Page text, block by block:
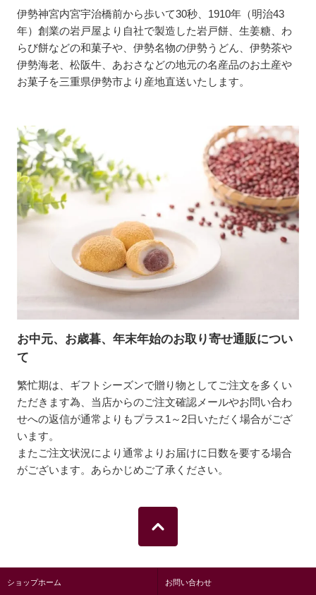
伊勢神宮内宮宇治橋前から歩いて30秒、1910年（明治43
年）創業の岩戸屋より自社で製造した岩戸餅、生姜糖、わ
らび餅などの和菓子や、伊勢名物の伊勢うどん、伊勢茶や
伊勢海老、松阪牛、あおさなどの地元の名産品のお土産や
お菓子を三重県伊勢市より産地直送いたします。
お中元、お歳暮、年末年始のお取り寄せ通販につい
て
繁忙期は、ギフトシーズンで贈り物としてご注文を多くい
ただきます為、当店からのご注文確認メールやお問い合わ
せへの返信が通常よりもプラス1～2日いただく場合がござ
います。
またご注文状況により通常よりお届けに日数を要する場合
がございます。あらかじめご了承ください。
ショップホーム お問い合わせ